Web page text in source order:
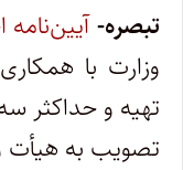
تبصره-آیین‏‌نامه
وزارت با
تهیه و حداکثر
تصویب به هیأت